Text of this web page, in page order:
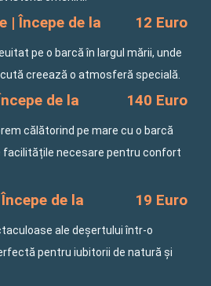
| Începe de la 12 Euro
pe o barcă în largul mării, unde
creează o atmosferă specială.
de la 140 Euro
călătorind pe mare cu o barcă
necesare pentru confort
de la 19 Euro
ale deșertului într-o
pentru iubitorii de natură și